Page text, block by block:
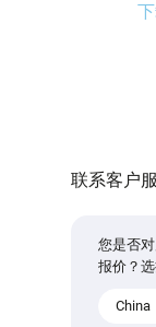
联系客户
您是否
报价？
China